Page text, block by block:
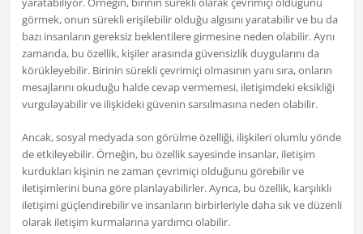
görmek, onun sürekli erişilebilir olduğu algısını yaratabilir ve bu da
bazı insanların gereksiz beklentilere girmesine neden olabilir. Aynı
zamanda, bu özellik, kişiler arasında güvensizlik duygularını da
körükleyebilir. Birinin sürekli çevrimiçi olmasının yanı sıra, onların
mesajlarını okuduğu halde cevap vermemesi, iletişimdeki eksikliği
vurgulayabilir ve ilişkideki güvenin sarsılmasına neden olabilir.
Ancak, sosyal medyada son görülme özelliği, ilişkileri olumlu yönde
de etkileyebilir. Örneğin, bu özellik sayesinde insanlar, iletişim
kurdukları kişinin ne zaman çevrimiçi olduğunu görebilir ve
iletişimlerini buna göre planlayabilirler. Ayrıca, bu özellik, karşılıklı
iletişimi güçlendirebilir ve insanların birbirleriyle daha sık ve düzenli
olarak iletişim kurmalarına yardımcı olabilir.